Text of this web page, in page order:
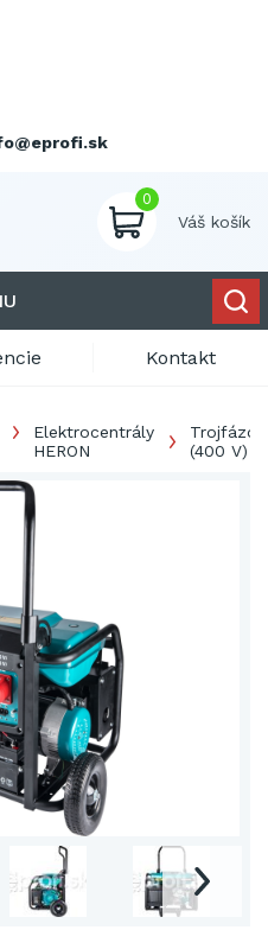
0
Váš košík
Kontakt
Elektrocentrály
HERON
(400 V)